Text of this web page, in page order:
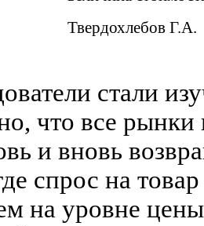
Твердохлебов Г.А.
стали
что все рынки
и вновь
спрос на
на уровне